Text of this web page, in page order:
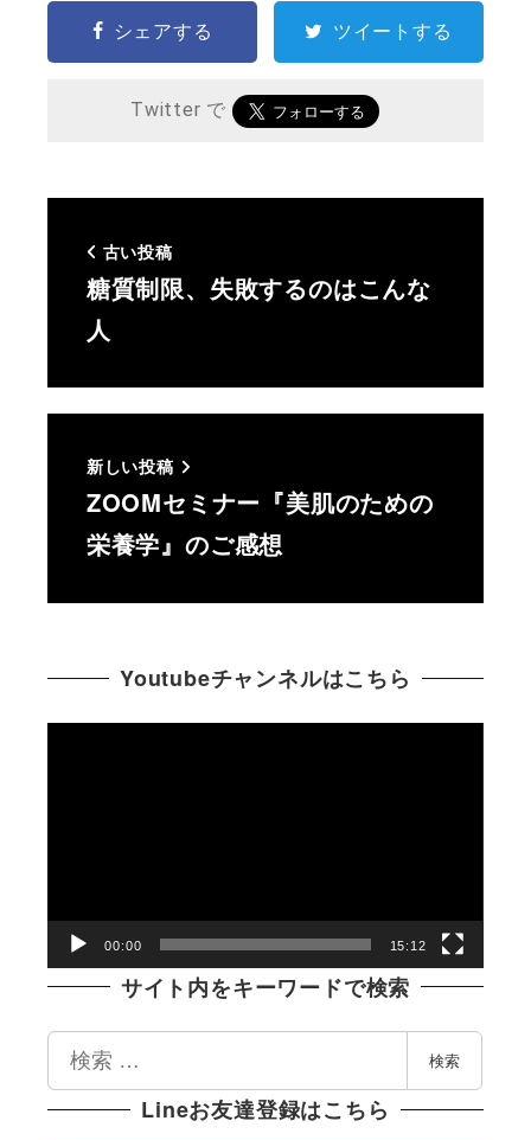
シェアする ツイートする
Twitter で
古い投稿
糖質制限、失敗するのはこんな
人
新しい投稿
ZOOMセミナー『美肌のための
栄養学』のご感想
Youtubeチャンネルはこちら
00:00 15:12
サイト内をキーワードで検索
索
検索
Lineお友達登録はこちら